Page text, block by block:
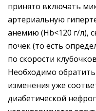
принято включать
артериальную
анемию (Hb<120 г/л),
почек (то есть
по скорости
Необходимо
изменения уже
диабетической